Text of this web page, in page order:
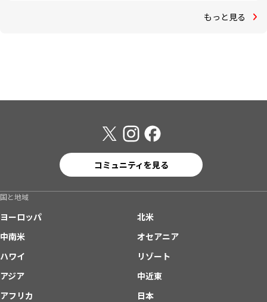
もっと見る
コミュニティを見る
国と地域
ヨーロッパ
北米
中南米
オセアニア
ハワイ
リゾート
アジア
中近東
アフリカ
日本